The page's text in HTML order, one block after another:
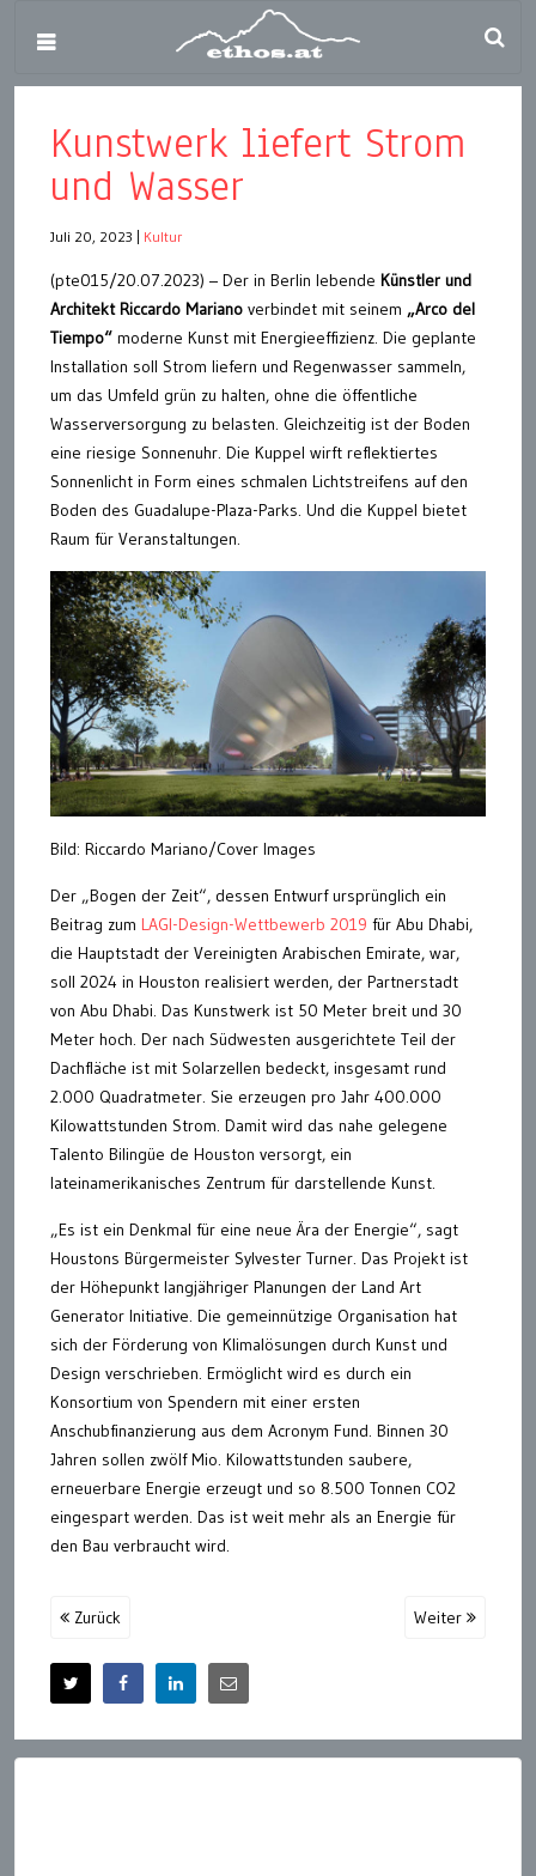
Kunstwerk liefert Strom
und Wasser
Juli 20, 2023 Kultur
(pte015/20.07.2023) – Der in Berlin lebende Künstler und
Architekt Riccardo Mariano verbindet mit seinem „Arco del
Tiempo“ moderne Kunst mit Energieeffizienz. Die geplante
Installation soll Strom liefern und Regenwasser sammeln,
um das Umfeld grün zu halten, ohne die öffentliche
Wasserversorgung zu belasten. Gleichzeitig ist der Boden
eine riesige Sonnenuhr. Die Kuppel wirft reflektiertes
Sonnenlicht in Form eines schmalen Lichtstreifens auf den
Boden des Guadalupe-Plaza-Parks. Und die Kuppel bietet
Raum für Veranstaltungen.
Bild: Riccardo Mariano/Cover Images
Der „Bogen der Zeit“, dessen Entwurf ursprünglich ein
Beitrag zum LAGI-Design-Wettbewerb 2019 für Abu Dhabi,
die Hauptstadt der Vereinigten Arabischen Emirate, war,
soll 2024 in Houston realisiert werden, der Partnerstadt
von Abu Dhabi. Das Kunstwerk ist 50 Meter breit und 30
Meter hoch. Der nach Südwesten ausgerichtete Teil der
Dachfläche ist mit Solarzellen bedeckt, insgesamt rund
2.000 Quadratmeter. Sie erzeugen pro Jahr 400.000
Kilowattstunden Strom. Damit wird das nahe gelegene
Talento Bilingüe de Houston versorgt, ein
lateinamerikanisches Zentrum für darstellende Kunst.
„Es ist ein Denkmal für eine neue Ära der Energie“, sagt
Houstons Bürgermeister Sylvester Turner. Das Projekt ist
der Höhepunkt langjähriger Planungen der Land Art
Generator Initiative. Die gemeinnützige Organisation hat
sich der Förderung von Klimalösungen durch Kunst und
Design verschrieben. Ermöglicht wird es durch ein
Konsortium von Spendern mit einer ersten
Anschubfinanzierung aus dem Acronym Fund. Binnen 30
Jahren sollen zwölf Mio. Kilowattstunden saubere,
erneuerbare Energie erzeugt und so 8.500 Tonnen CO2
eingespart werden. Das ist weit mehr als an Energie für
den Bau verbraucht wird.
Zurück Weiter